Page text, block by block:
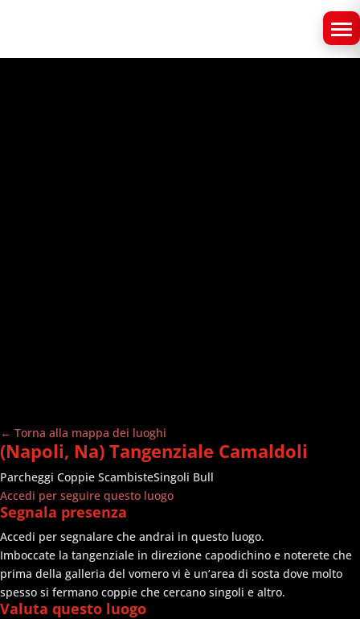
← Torna alla mappa dei luoghi
(Napoli, Na) Tangenziale Camaldoli
Parcheggi Coppie ScambisteSingoli Bull
Accedi per seguire questo luogo
Segnala presenza
Accedi per segnalare che andrai in questo luogo.
Imboccate la tangenziale in direzione capodichino e noterete che
prima della galleria del vomero vi è un’area di sosta dove molto
spesso si fermano coppie che cercano singoli e altro.
Valuta questo luogo